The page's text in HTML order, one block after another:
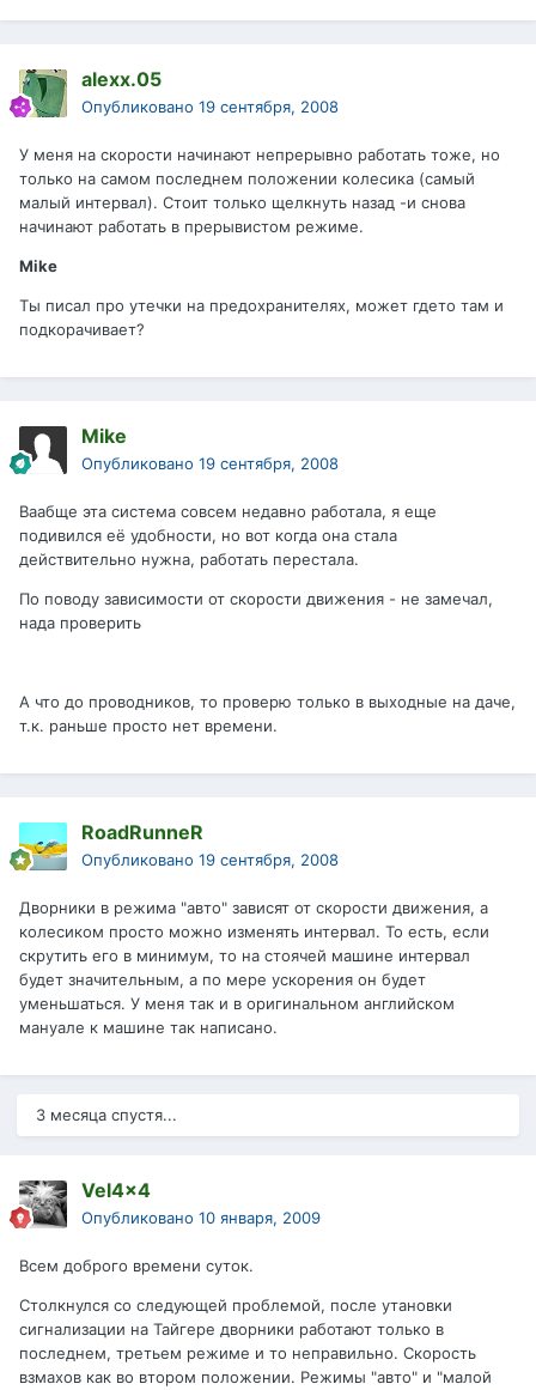
alexx.05
Опубликовано 19 сентября, 2008
У меня на скорости начинают непрерывно работать тоже, но
только на самом последнем положении колесика (самый
малый интервал). Стоит только щелкнуть назад -и снова
начинают работать в прерывистом режиме.
Mike
Ты писал про утечки на предохранителях, может гдето там и
подкорачивает?
Mike
Опубликовано 19 сентября, 2008
Ваабще эта система совсем недавно работала, я еще
подивился её удобности, но вот когда она стала
действительно нужна, работать перестала.
По поводу зависимости от скорости движения - не замечал,
нада проверить
А что до проводников, то проверю только в выходные на даче,
т.к. раньше просто нет времени.
RoadRunneR
Опубликовано 19 сентября, 2008
Дворники в режима "авто" зависят от скорости движения, а
колесиком просто можно изменять интервал. То есть, если
скрутить его в минимум, то на стоячей машине интервал
будет значительным, а по мере ускорения он будет
уменьшаться. У меня так и в оригинальном английском
мануале к машине так написано.
3 месяца спустя...
Vel4x4
Опубликовано 10 января, 2009
Всем доброго времени суток.
Столкнулся со следующей проблемой, после утановки
сигнализации на Тайгере дворники работают только в
последнем, третьем режиме и то неправильно. Скорость
взмахов как во втором положении. Режимы "авто" и "малой